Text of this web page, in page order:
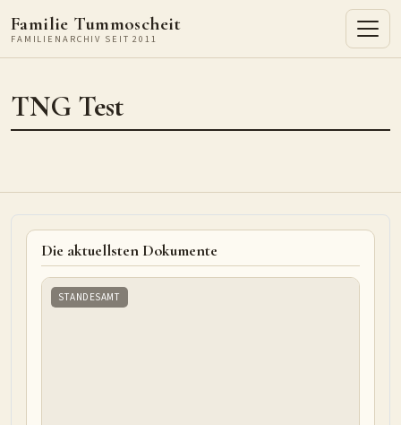
Familie Tummoscheit
FAMILIENARCHIV SEIT 2011
TNG Test
Die aktuellsten Dokumente
STANDESAMT